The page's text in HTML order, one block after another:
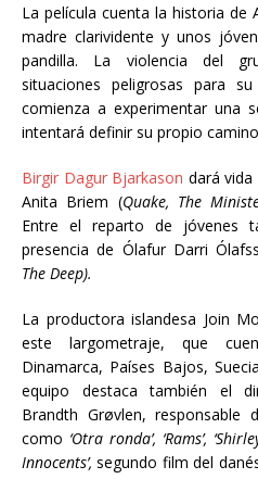
La película cuenta la historia de
madre clarividente y unos
pandilla. La violencia del
situaciones peligrosas para
comienza a experimentar una
intentará definir su propio
Birgir Dagur Bjarkason dará
Anita Briem (Quake, The
Entre el reparto de jóvenes
presencia de Ólafur Darri
The Deep).
La productora islandesa Join
este largometraje, que
Dinamarca, Países Bajos,
equipo destaca también el
Brandth Grøvlen,
como ‘Otra ronda’, ‘Rams’,
Innocents’,segundo film del